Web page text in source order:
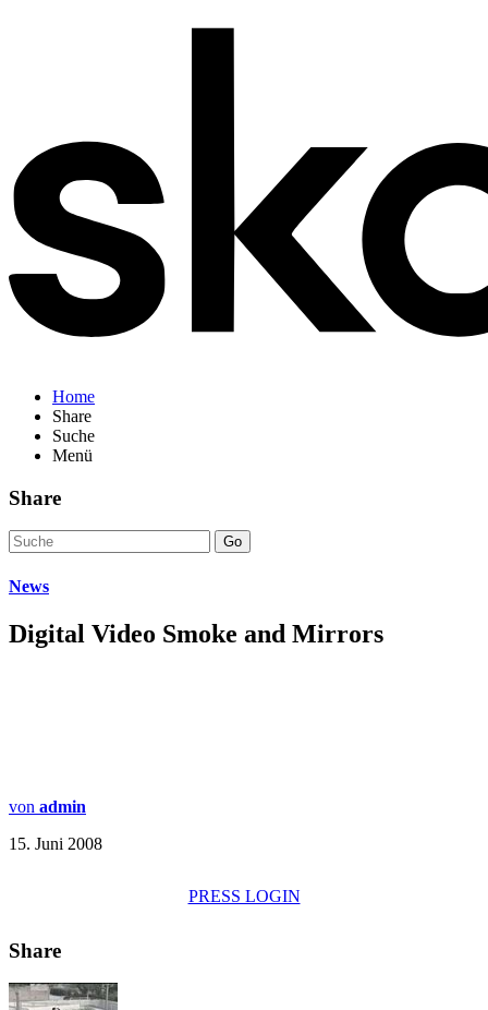
Home
Share
Suche
Menü
Share
Go
News
Digital Video Smoke and Mirrors
von admin
15. Juni 2008
PRESS LOGIN
Share